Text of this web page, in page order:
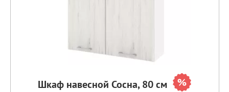
Шкаф навесной Сосна, 80 см